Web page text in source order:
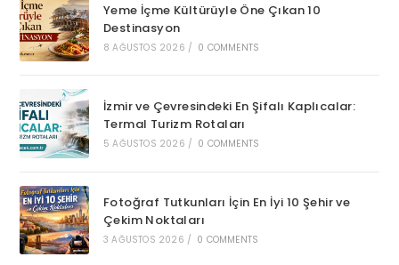
Yeme İçme Kültürüyle Öne Çıkan 10
Destinasyon
8 AĞUSTOS 2026 / 0 COMMENTS
İzmir ve Çevresindeki En Şifalı Kaplıcalar:
Termal Turizm Rotaları
5 AĞUSTOS 2026 / 0 COMMENTS
Fotoğraf Tutkunları İçin En İyi 10 Şehir ve
Çekim Noktaları
3 AĞUSTOS 2026 / 0 COMMENTS